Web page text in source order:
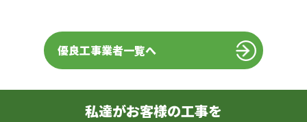
優良工事業者一覧へ
私達がお客様の工事を